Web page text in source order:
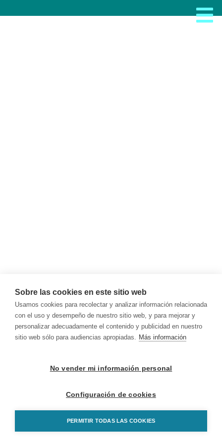
Sobre las cookies en este sitio web
Usamos cookies para recolectar y analizar información relacionada
con el uso y desempeño de nuestro sitio web, y para mejorar y
personalizar adecuadamente el contenido y publicidad en nuestro
sitio web sólo para audiencias apropiadas. Más información
No vender mi información personal
Configuración de cookies
PERMITIR TODAS LAS COOKIES